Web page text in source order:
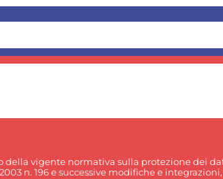
vigente normativa sulla protezione dei
n. 196 e successive modifiche e